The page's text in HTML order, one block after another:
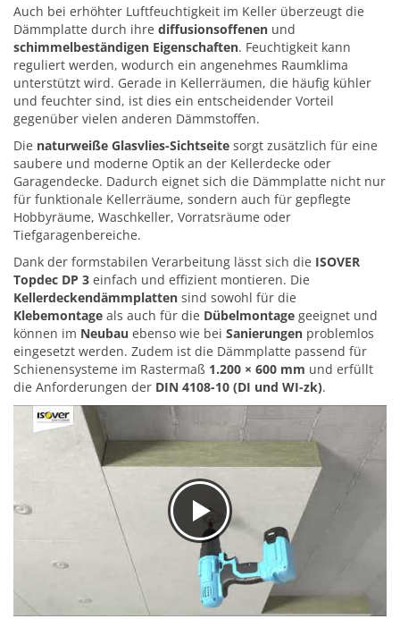
Auch bei erhöhter Luftfeuchtigkeit im Keller überzeugt die
Dämmplatte durch ihre diffusionsoffenen und
schimmelbeständigen Eigenschaften. Feuchtigkeit kann
reguliert werden, wodurch ein angenehmes Raumklima
unterstützt wird. Gerade in Kellerräumen, die häufig kühler
und feuchter sind, ist dies ein entscheidender Vorteil
gegenüber vielen anderen Dämmstoffen.
Die naturweiße Glasvlies-Sichtseite sorgt zusätzlich für eine
saubere und moderne Optik an der Kellerdecke oder
Garagendecke. Dadurch eignet sich die Dämmplatte nicht nur
für funktionale Kellerräume, sondern auch für gepflegte
Hobbyräume, Waschkeller, Vorratsräume oder
Tiefgaragenbereiche.
Dank der formstabilen Verarbeitung lässt sich die ISOVER
Topdec DP 3 einfach und effizient montieren. Die
Kellerdeckendämmplatten sind sowohl für die
Klebemontage als auch für die Dübelmontage geeignet und
können im Neubau ebenso wie bei Sanierungen problemlos
eingesetzt werden. Zudem ist die Dämmplatte passend für
Schienensysteme im Rastermaß 1.200 × 600 mm und erfüllt
die Anforderungen der DIN 4108-10 (DI und WI-zk).